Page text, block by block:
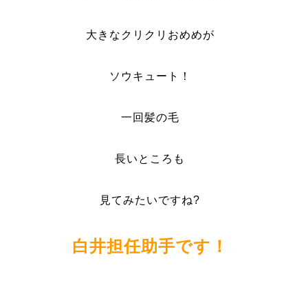
大きなクリクリおめめが
ソウキュート！
一回髪の毛
長いところも
見てみたいですね?
白井担任助手です！